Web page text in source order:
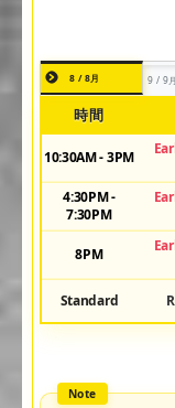
8 / 8月 9 / 9月
時間
10:30AM - 3PM
4:30PM -
7:30PM
8PM
Standard